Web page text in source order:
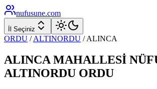
nufusune.com
İl Seçiniz
ORDU / ALTINORDU /ALINCA
ALINCA MAHALLESİ
ALTINORDU ORDU